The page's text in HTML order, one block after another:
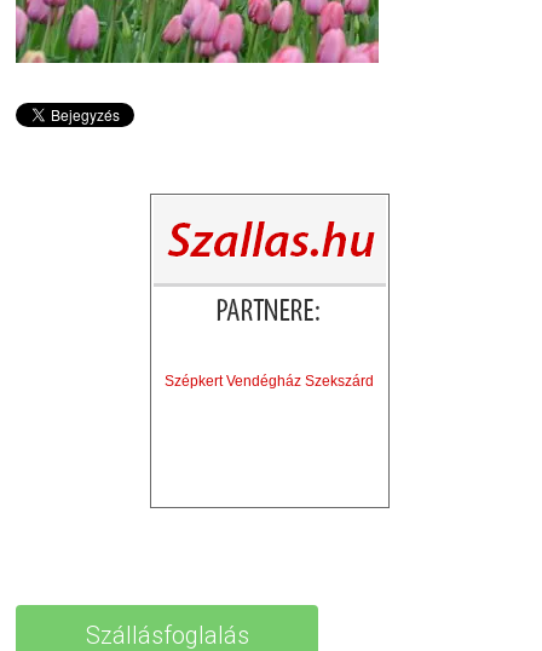
Szépkert Vendégház Szekszárd
Szállásfoglalás